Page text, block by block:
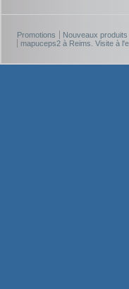
Promotions Nouveaux produits
mapuceps2 à Reims. Visite à